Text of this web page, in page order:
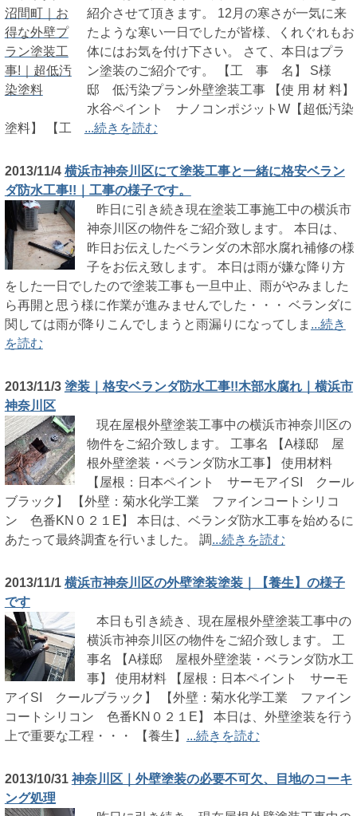
紹介させて頂きます。 12月の寒さが一気に来
たような寒い一日でしたが皆様、くれぐれもお
体にはお気を付け下さい。 さて、本日はプラ
ン塗装のご紹介です。 【工 事 名】 S様
邸 低汚染プラン外壁塗装工事 【使 用 材 料】
水谷ペイント ナノコンポジットW【超低汚染
塗料】 【工 ...続きを読む
2013/11/4 横浜市神奈川区にて塗装工事と一緒に格安ベラン
ダ防水工事!!｜工事の様子です。
昨日に引き続き現在塗装工事施工中の横浜市
神奈川区の物件をご紹介致します。 本日は、
昨日お伝えしたベランダの木部水腐れ補修の様
子をお伝え致します。 本日は雨が嫌な降り方
をした一日でしたので塗装工事も一旦中止、雨がやみました
ら再開と思う様に作業が進みませんでした・・・ ベランダに
関しては雨が降りこんでしまうと雨漏りになってしま ...続き
を読む
2013/11/3 塗装｜格安ベランダ防水工事!!木部水腐れ｜横浜市
神奈川区
現在屋根外壁塗装工事中の横浜市神奈川区の
物件をご紹介致します。 工事名 【A様邸 屋
根外壁塗装・ベランダ防水工事】 使用材料
【屋根：日本ペイント サーモアイSI クール
ブラック】 【外壁：菊水化学工業 ファインコートシリコ
ン 色番KN０２１E】 本日は、ベランダ防水工事を始めるに
あたって最終調査を行いました。 調...続きを読む
2013/11/1 横浜市神奈川区の外壁塗装塗装｜【養生】の様子
です
本日も引き続き、現在屋根外壁塗装工事中の
横浜市神奈川区の物件をご紹介致します。 工
事名 【A様邸 屋根外壁塗装・ベランダ防水工
事】 使用材料 【屋根：日本ペイント サーモ
アイSI クールブラック】 【外壁：菊水化学工業 ファイン
コートシリコン 色番KN０２１E】 本日は、外壁塗装を行う
上で重要な工程・・・ 【養生】 ...続きを読む
2013/10/31 神奈川区｜外壁塗装の必要不可欠、目地のコーキ
ング処理